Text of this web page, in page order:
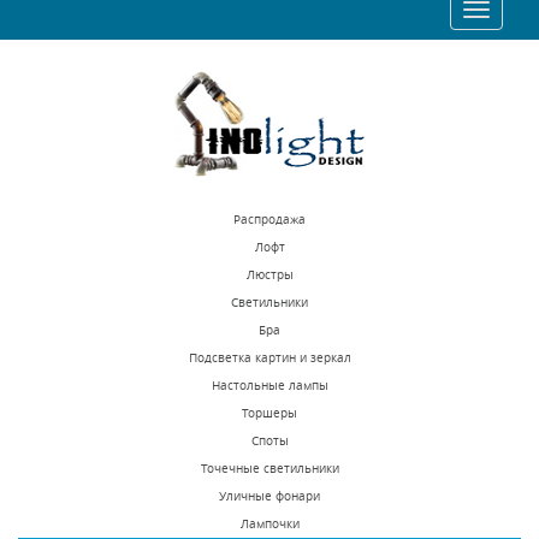
Toggle
Распродажа
Лофт
Люстры
Светильники
Бра
Подсветка картин и зеркал
Настольные лампы
Торшеры
Споты
Точечные светильники
Уличные фонари
Лампочки